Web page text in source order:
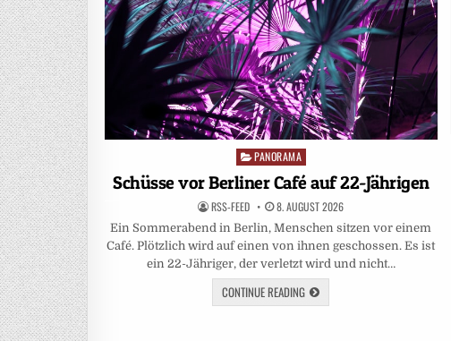
Posted
in
PANORAMA
Schüsse vor Berliner Café auf 22-Jährigen
RSS-FEED 8. AUGUST 2026
Ein Sommerabend in Berlin, Menschen sitzen vor einem
Café. Plötzlich wird auf einen von ihnen geschossen. Es ist
ein 22-Jähriger, der verletzt wird und nicht…
CONTINUE READING